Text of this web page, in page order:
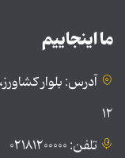
ما اینجاییم
آدرس: بلوار
۱۲
تلفن: ۰۲۱۸۱۲۰۰۰۰۰